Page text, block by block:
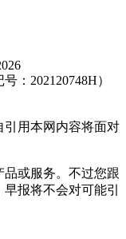
：202120748H）
引用本网内容将面对
或服务。不过您跟
报将不会对可能引